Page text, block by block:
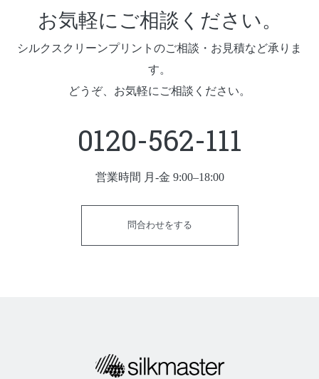
お気軽にご相談ください。
シルクスクリーンプリントのご相談・お見積など承りま
す。
どうぞ、お気軽にご相談ください。
0120-562-111
営業時間 月-金 9:00–18:00
問合わせをする